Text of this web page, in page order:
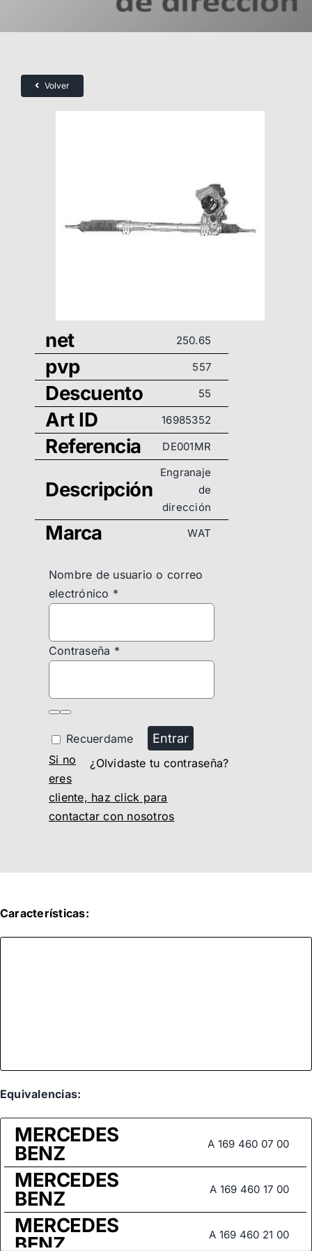
Volver
net 250.65
pvp 557
Descuento 55
Art ID 16985352
Referencia DE001MR
Descripción
Engranaje
de
dirección
Marca WAT
Nombre de usuario o correo
electrónico *
Contraseña *
Recuerdame Entrar
¿Olvidaste tu contraseña?
Si no
eres
cliente, haz click para
contactar con nosotros
Características:
Equivalencias:
MERCEDES
BENZ A 169 460 07 00
MERCEDES
BENZ A 169 460 17 00
MERCEDES
BENZ A 169 460 21 00